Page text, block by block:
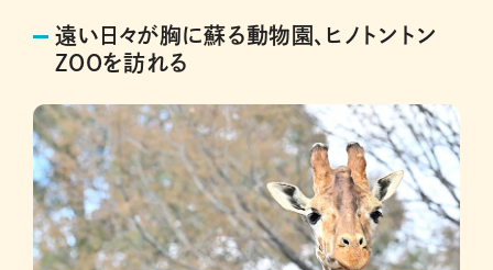
遠い日々が胸に蘇る動物園、ヒノトントン
ZOOを訪れる